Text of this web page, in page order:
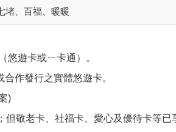
堵、百福、暖暖
悠遊卡或ㄧ卡通）。
作發行之實體悠遊卡。
)
但敬老卡、社福卡、愛心及優待卡等已